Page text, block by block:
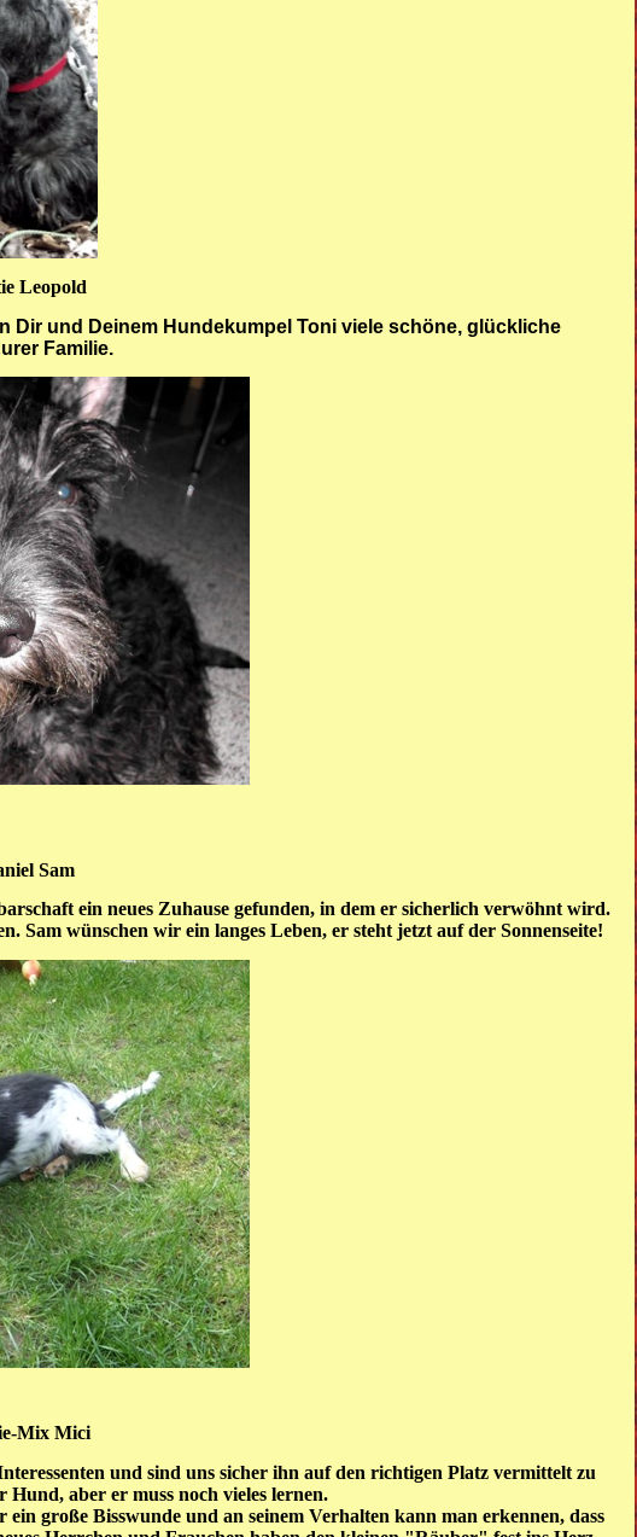
Leopold
Dir und Deinem Hundekumpel Toni viele schöne, glückliche
Familie.
Sam
ein neues Zuhause gefunden, in dem er sicherlich verwöhnt wird.
Sam wünschen wir ein langes Leben, er steht jetzt auf der Sonnenseite!
Mix Mici
und sind uns sicher ihn auf den richtigen Platz vermittelt zu
aber er muss noch vieles lernen.
große Bisswunde und an seinem Verhalten kann man erkennen, dass